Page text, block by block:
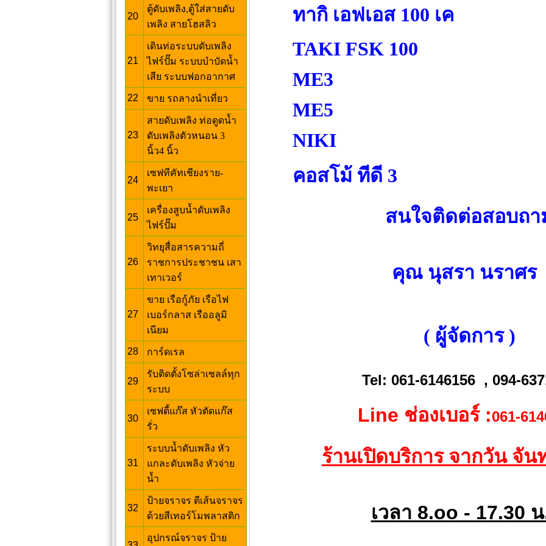
20
ตู้ดับเพลิง,ตู้ใส่สายดับ
เพลิง สายโฮสลิว
21
เดินท่อระบบดับเพลิง
ไฟร์ปั๊ม ระบบบำบัดน้ำ
เสีย ระบบฟอกอากาศ
22 ขาย รถลางนำเที่ยว
23
สายดับเพลิง ท่อดูดน้ำ
ดับเพลิงตัวหนอน 3
นิ้ว4 นิ้ว
24
เซฟทีคัทเชียงราย-
พะเยา
25
เครื่องสูบน้ำดับเพลิง
ไฟร์ปั๊ม
26
วิทยุสื่อสารความถี่
ราชการประชาชน เสา
เทาเวอร์
27
ขาย เรือกู้ภัย เรือไฟ
เบอร์กลาส เรืออลูมิ
เนียม
28 การ์ดเรล
29
รับติดตั้งโซล่าเซลล์ทุก
ระบบ
30
เซฟตี้แก๊ส หัวตัดแก๊ส
รั่ว
31
ระบบน้ำดับเพลิง หัว
แกละดับเพลิง หัวจ่าย
น้ำ
32
ป้ายจราจร ตีเส้นจราจร
ด้วยสีเทอร์โมพลาสติก
อุปกรณ์จราจร ป้าย
ทากิ เอฟเอส 100 เค
TAKI FSK 100
ME3
ME5
NIKI
คอสโม้ ทีดี 3
สนใจติดต่อสอบถา
คุณ นุสรา นราศร
( ผู้จัดการ )
Tel: 061-6146156 , 094-
Line ช่องเบอร์ :061-
ร้านเปิดบริการ จากวัน จัน
เวลา 8.oo - 17.30